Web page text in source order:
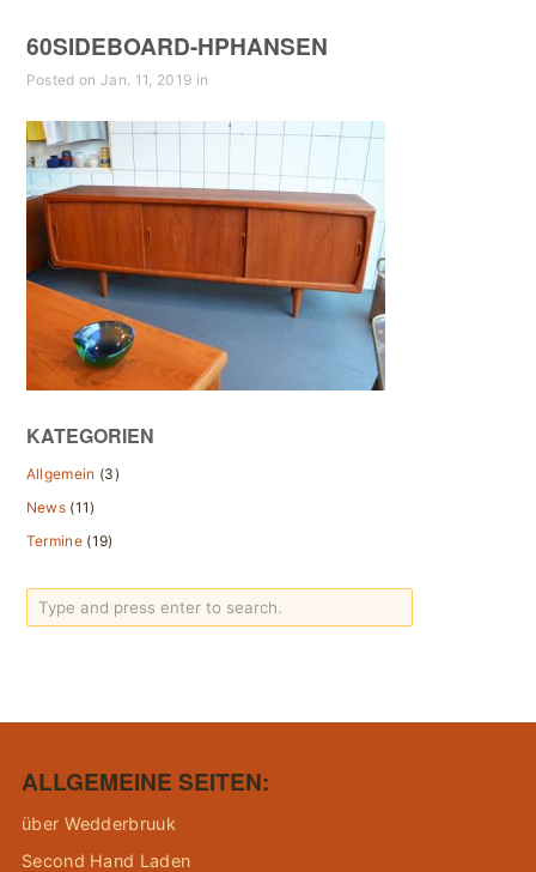
60SIDEBOARD-HPHANSEN
Posted on Jan. 11, 2019 in
KATEGORIEN
Allgemein (3)
News (11)
Termine (19)
ALLGEMEINE SEITEN:
über Wedderbruuk
Second Hand Laden